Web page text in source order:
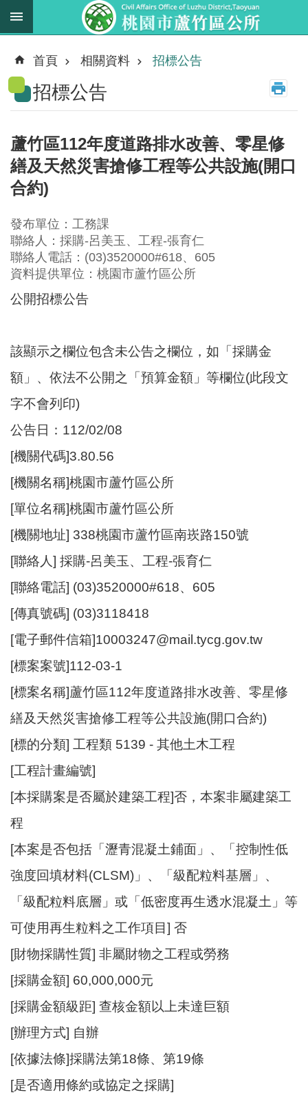
跳到主要內容區塊
新
消
息
務
職
掌
法
資
料
進
階
搜
竹
區
紹
訊
息
公
告
生
活
便
民
資
訊
機
關
通
訊
錄
相
資
料
回
首
頁
站
導
覽
市
政
信
箱
常
見
首頁 相關資料 招標公告
招標公告
蘆竹區112年度道路排水改善、零星修
繕及天然災害搶修工程等公共設施(開口
合約)
發布單位：工務課
聯絡人：採購-呂美玉、工程-張育仁
聯絡人電話：(03)3520000#618、605
資料提供單位：桃園市蘆竹區公所
公開招標公告
該顯示之欄位包含未公告之欄位，如「採購金
額」、依法不公開之「預算金額」等欄位(此段文
字不會列印)
公告日：112/02/08
[機關代碼]3.80.56
[機關名稱]桃園市蘆竹區公所
[單位名稱]桃園市蘆竹區公所
[機關地址] 338桃園市蘆竹區南崁路150號
[聯絡人] 採購-呂美玉、工程-張育仁
[聯絡電話] (03)3520000#618、605
[傳真號碼] (03)3118418
[電子郵件信箱]10003247@mail.tycg.gov.tw
[標案案號]112-03-1
[標案名稱]蘆竹區112年度道路排水改善、零星修
繕及天然災害搶修工程等公共設施(開口合約)
[標的分類] 工程類 5139 - 其他土木工程
[工程計畫編號]
[本採購案是否屬於建築工程]否，本案非屬建築工
程
[本案是否包括「瀝青混凝土鋪面」、「控制性低
強度回填材料(CLSM)」、「級配粒料基層」、
「級配粒料底層」或「低密度再生透水混凝土」等
可使用再生粒料之工作項目] 否
[財物採購性質] 非屬財物之工程或勞務
[採購金額] 60,000,000元
[採購金額級距] 查核金額以上未達巨額
[辦理方式] 自辦
[依據法條]採購法第18條、第19條
[是否適用條約或協定之採購]